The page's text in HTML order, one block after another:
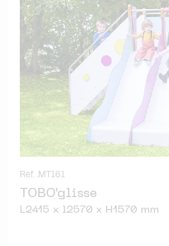
Réf. .MT161
TOBO'glisse
L2415 x l2570 x H1570 mm